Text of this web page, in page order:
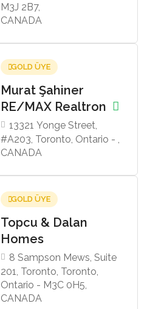
M3J 2B7,
CANADA
GOLD ÜYE
Murat Şahiner
RE/MAX Realtron
13321 Yonge Street,
#A203, Toronto, Ontario - ,
CANADA
GOLD ÜYE
Topcu & Dalan
Homes
8 Sampson Mews, Suite
201, Toronto, Toronto,
Ontario - M3C 0H5,
CANADA